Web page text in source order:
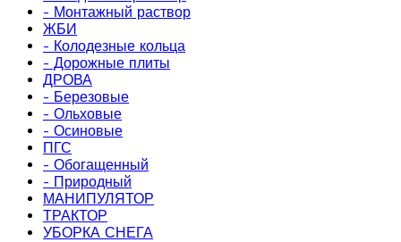
- Монтажный раствор
ЖБИ
- Колодезные кольца
- Дорожные плиты
ДРОВА
- Березовые
- Ольховые
- Осиновые
ПГС
- Обогащенный
- Природный
МАНИПУЛЯТОР
ТРАКТОР
УБОРКА СНЕГА